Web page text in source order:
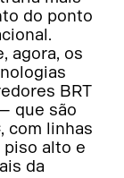
do ponto
agora, os
BRT
que são
com linhas
piso alto e
da